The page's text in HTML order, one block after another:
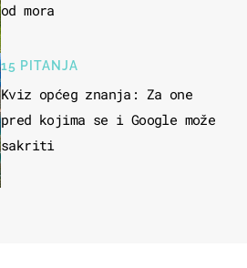
od mora
15 PITANJA
Kviz općeg znanja: Za one
pred kojima se i Google može
sakriti